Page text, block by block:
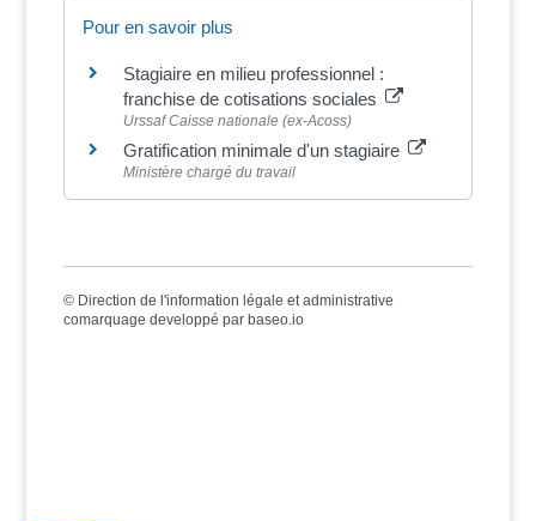
Pour en savoir plus
Stagiaire en milieu professionnel :
franchise de cotisations sociales
Urssaf Caisse nationale (ex-Acoss)
Gratification minimale d'un stagiaire
Ministère chargé du travail
© Direction de l'information légale et administrative
comarquage developpé par baseo.io